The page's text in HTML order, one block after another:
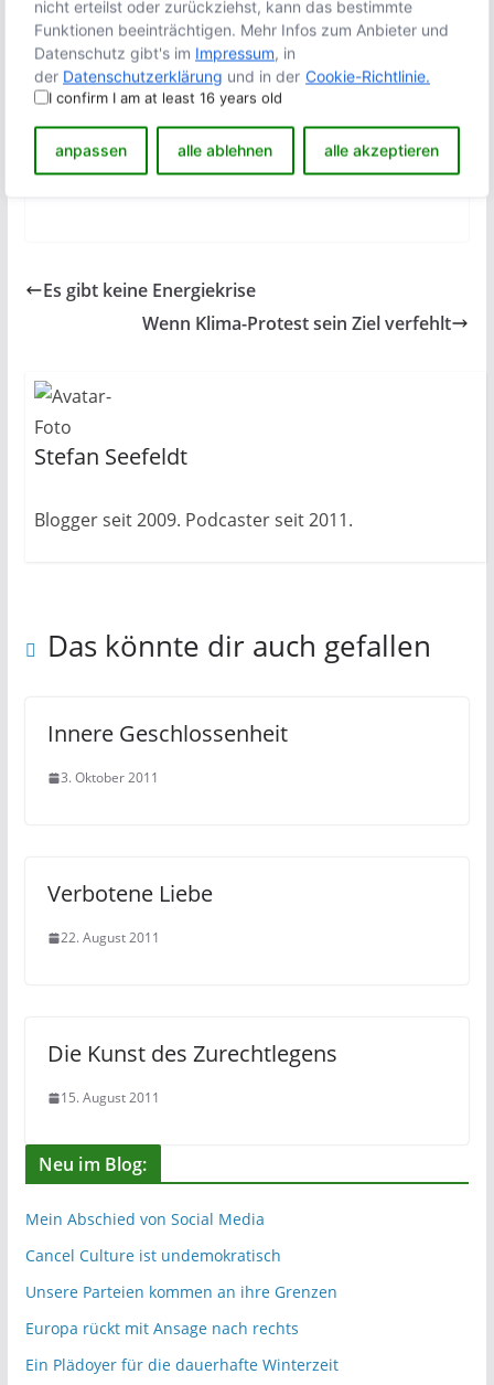
nicht erteilst oder zurückziehst, kann das bestimmte
Funktionen beeinträchtigen. Mehr Infos zum Anbieter und
Datenschutz gibt's im Impressum, in
der Datenschutzerklärung und in der Cookie-Richtlinie.
I confirm I am at least 16 years old
anpassen alle ablehnen alle akzeptieren
Es gibt keine Energiekrise
Wenn Klima-Protest sein Ziel verfehlt
Stefan Seefeldt
Blogger seit 2009. Podcaster seit 2011.
Das könnte dir auch gefallen
Innere Geschlossenheit
3. Oktober 2011
Verbotene Liebe
22. August 2011
Die Kunst des Zurechtlegens
15. August 2011
Neu im Blog:
Mein Abschied von Social Media
Cancel Culture ist undemokratisch
Unsere Parteien kommen an ihre Grenzen
Europa rückt mit Ansage nach rechts
Ein Plädoyer für die dauerhafte Winterzeit